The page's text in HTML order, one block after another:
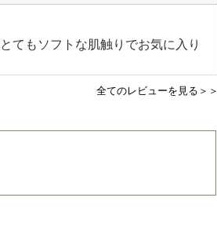
てもソフトな肌触りでお気に入り
全てのレビューを見る＞＞